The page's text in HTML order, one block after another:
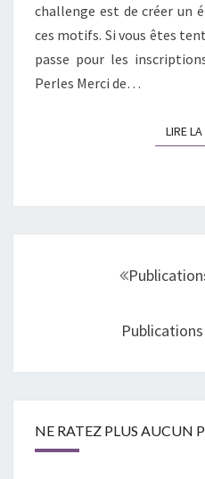
challenge est de créer un
ces motifs. Si vous êtes
passe pour les
Perles Merci de…
LIRE
NE RATEZ PLUS AUCUN